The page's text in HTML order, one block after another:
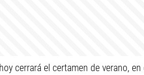
cerrará el certamen de verano,